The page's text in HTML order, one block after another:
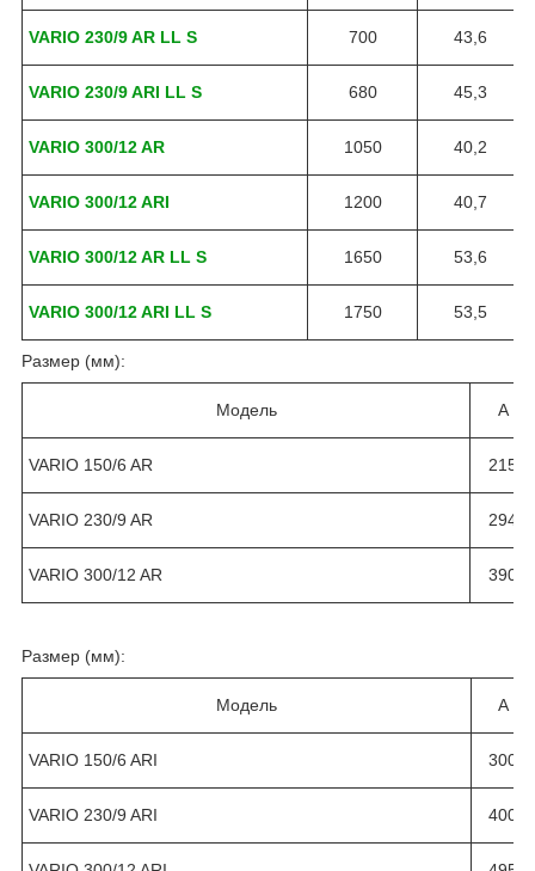
VARIO 230/9 AR LL S 700 43,6
VARIO 230/9 ARI LL S 680 45,3
VARIO 300/12 AR 1050 40,2
VARIO 300/12 ARI 1200 40,7
VARIO 300/12 AR LL S 1650 53,6
VARIO 300/12 ARI LL S 1750 53,5
Размер (мм):
Модель A
VARIO 150/6 AR 215
VARIO 230/9 AR 294
VARIO 300/12 AR 390
Размер (мм):
Модель A
VARIO 150/6 ARI 300
VARIO 230/9 ARI 400